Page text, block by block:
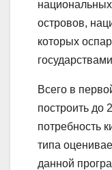
островов,
которых
Всего в
построить до
потребность
типа
данной